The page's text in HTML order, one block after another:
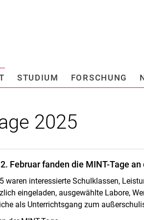
Springe direkt zu:
STUDIUM FORSCHUNG
2025
Februar fanden die MINT-Tage
waren interessierte Schulklassen,
eingeladen, ausgewählte Labore,
als Unterrichtsgang zum